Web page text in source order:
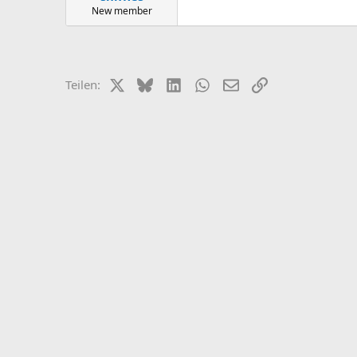
New member
Teilen: X (Twitter)
BlueskyLinkedInWhatsApp
E-MailLink